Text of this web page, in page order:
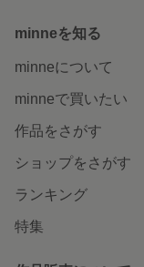
minneを知る
minneについて
minneで買いたい
作品をさがす
ショップをさがす
ランキング
特集